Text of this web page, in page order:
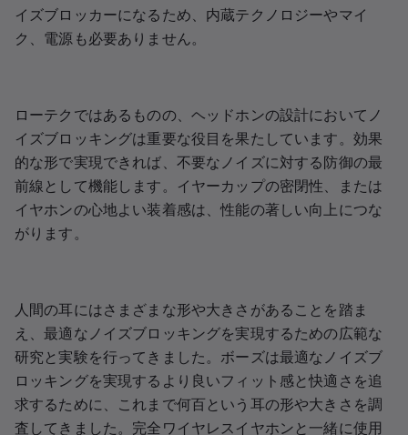
イズブロッカーになるため、内蔵テクノロジーやマイ
ク、電源も必要ありません。
ローテクではあるものの、ヘッドホンの設計においてノ
イズブロッキングは重要な役目を果たしています。効果
的な形で実現できれば、不要なノイズに対する防御の最
前線として機能します。イヤーカップの密閉性、または
イヤホンの心地よい装着感は、性能の著しい向上につな
がります。
人間の耳にはさまざまな形や大きさがあることを踏ま
え、最適なノイズブロッキングを実現するための広範な
研究と実験を行ってきました。ボーズは最適なノイズブ
ロッキングを実現するより良いフィット感と快適さを追
求するために、これまで何百という耳の形や大きさを調
査してきました。完全ワイヤレスイヤホンと一緒に使用